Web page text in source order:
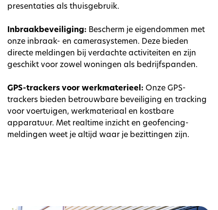
presentaties als thuisgebruik.
Inbraakbeveiliging: Bescherm je eigendommen met
onze inbraak- en camerasystemen. Deze bieden
directe meldingen bij verdachte activiteiten en zijn
geschikt voor zowel woningen als bedrijfspanden.
GPS-trackers voor werkmaterieel: Onze GPS-
trackers bieden betrouwbare beveiliging en tracking
voor voertuigen, werkmateriaal en kostbare
apparatuur. Met realtime inzicht en geofencing-
meldingen weet je altijd waar je bezittingen zijn.